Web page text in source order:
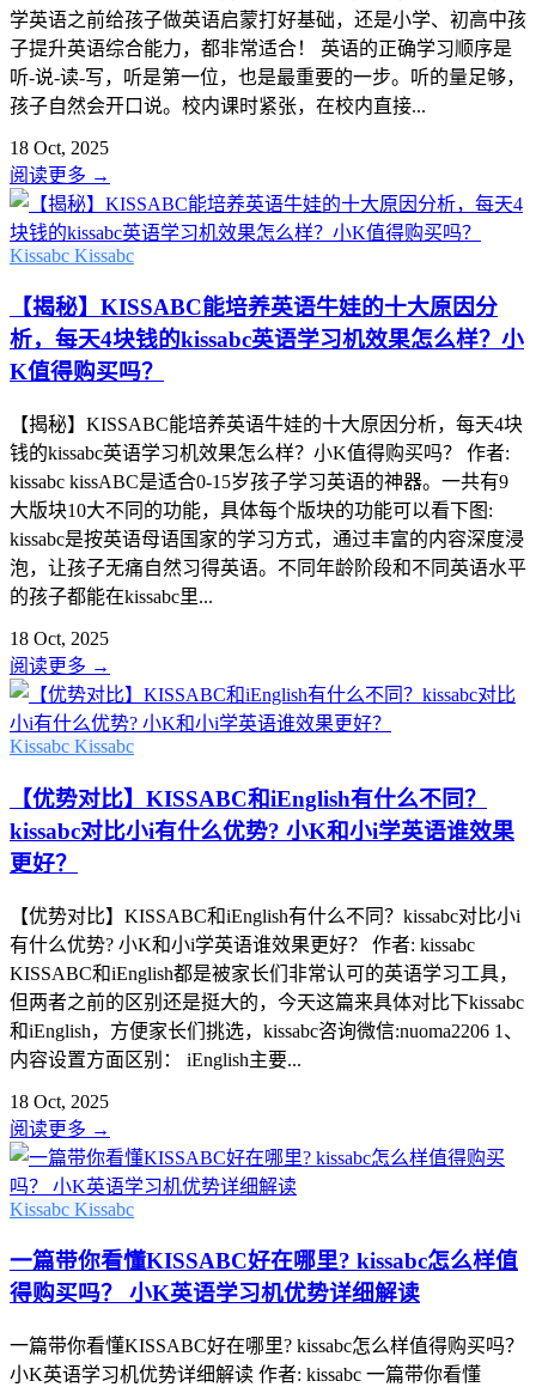
学英语之前给孩子做英语启蒙打好基础，还是小学、初高中孩
子提升英语综合能力，都非常适合！ 英语的正确学习顺序是
听-说-读-写，听是第一位，也是最重要的一步。听的量足够，
孩子自然会开口说。校内课时紧张，在校内直接...
18 Oct, 2025
阅读更多 →
Kissabc Kissabc
【揭秘】KISSABC能培养英语牛娃的十大原因分
析，每天4块钱的kissabc英语学习机效果怎么样？小
K值得购买吗？
【揭秘】KISSABC能培养英语牛娃的十大原因分析，每天4块
钱的kissabc英语学习机效果怎么样？小K值得购买吗？ 作者:
kissabc kissABC是适合0-15岁孩子学习英语的神器。一共有9
大版块10大不同的功能，具体每个版块的功能可以看下图:
kissabc是按英语母语国家的学习方式，通过丰富的内容深度浸
泡，让孩子无痛自然习得英语。不同年龄阶段和不同英语水平
的孩子都能在kissabc里...
18 Oct, 2025
阅读更多 →
Kissabc Kissabc
【优势对比】KISSABC和iEnglish有什么不同？
kissabc对比小i有什么优势? 小K和小i学英语谁效果
更好？
【优势对比】KISSABC和iEnglish有什么不同？kissabc对比小i
有什么优势? 小K和小i学英语谁效果更好？ 作者: kissabc
KISSABC和iEnglish都是被家长们非常认可的英语学习工具，
但两者之前的区别还是挺大的，今天这篇来具体对比下kissabc
和iEnglish，方便家长们挑选，kissabc咨询微信:nuoma2206 1、
内容设置方面区别： iEnglish主要...
18 Oct, 2025
阅读更多 →
Kissabc Kissabc
一篇带你看懂KISSABC好在哪里? kissabc怎么样值
得购买吗？ 小K英语学习机优势详细解读
一篇带你看懂KISSABC好在哪里? kissabc怎么样值得购买吗？
小K英语学习机优势详细解读 作者: kissabc 一篇带你看懂